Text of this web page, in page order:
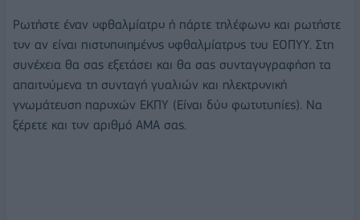
Ρωτήστε έναν οφθαλμίατρο ή πάρτε τηλέφωνο και ρωτήστε
τον αν είναι πιστοποιημένος οφθαλμίατρος του ΕΟΠΥΥ. Στη
συνέχεια θα σας εξετάσει και θα σας συνταγογραφήση τα
απαιτούμενα τη συνταγή γυαλιών και ηλεκτρονική
γνωμάτευση παροχών ΕΚΠΥ (Είναι δύο φωτοτυπίες). Να
ξέρετε και τον αριθμό ΑΜΑ σας.